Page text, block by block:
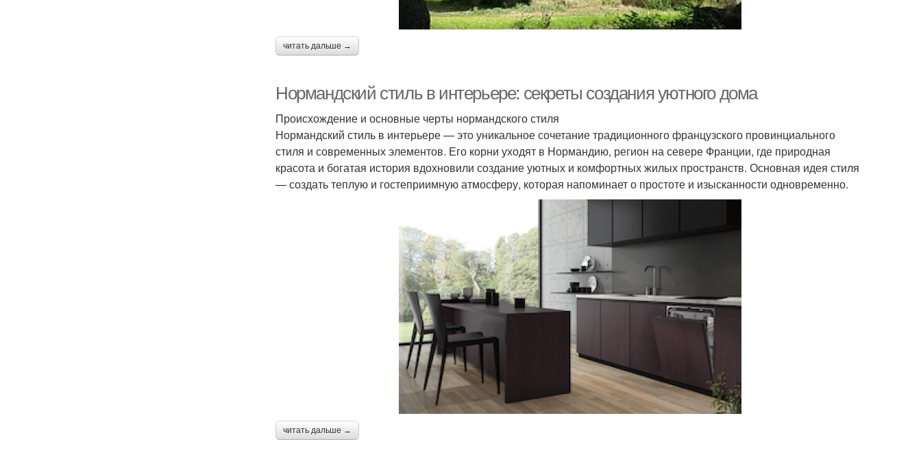
читать дальше →
Нормандский стиль в интерьере: секреты создания уютного дома
Происхождение и основные черты нормандского стиля
Нормандский стиль в интерьере — это уникальное сочетание традиционного французского провинциального
стиля и современных элементов. Его корни уходят в Нормандию, регион на севере Франции, где природная
красота и богатая история вдохновили создание уютных и комфортных жилых пространств. Основная идея стиля
— создать теплую и гостеприимную атмосферу, которая напоминает о простоте и изысканности одновременно.
читать дальше →